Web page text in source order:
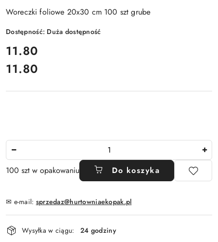
Woreczki foliowe 20x30 cm 100 szt grube
Dostępność: Duża dostępność
cena:
11.80
Cena:
11.80
100 szt w opakowaniu Do koszyka
✉ e-mail: sprzedaz@hurtowniaekopak.pl
Dostępność
i
Wysyłka w ciągu: 24 godziny